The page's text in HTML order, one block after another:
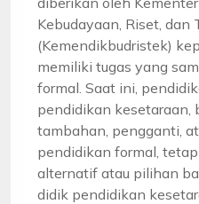
Kebudayaan, Riset, dan
(Kemendikbudristek)
memiliki tugas yang
formal. Saat ini,
pendidikan kesetaraan,
tambahan, pengganti,
pendidikan formal,
alternatif atau pilihan
didik pendidikan